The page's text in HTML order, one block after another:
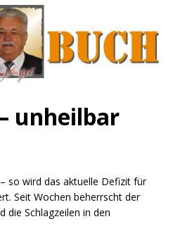
unheilbar
so wird das aktuelle Defizit für
Seit Wochen beherrscht der
die Schlagzeilen in den